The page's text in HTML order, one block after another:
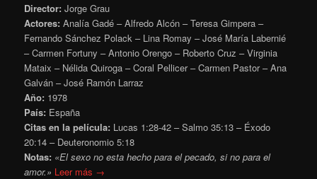
Director: Jorge Grau
Actores: Analía Gadé – Alfredo Alcón – Teresa Gimpera –
Fernando Sánchez Polack – Lina Romay – José María Labernié
– Carmen Fortuny – Antonio Orengo – Roberto Cruz – Virginia
Mataix – Nélida Quiroga – Coral Pellicer – Carmen Pastor – Ana
Galván – José Ramón Larraz
Año: 1978
País: España
Citas en la película: Lucas 1:28-42 – Salmo 35:13 – Éxodo
20:14 – Deuteronomio 5:18
Notas: «El sexo no esta hecho para el pecado, si no para el
amor.» Leer más →